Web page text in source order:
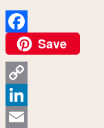
FacebookSave
Copy
Link
LinkedIn